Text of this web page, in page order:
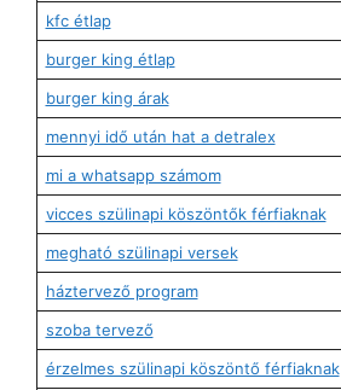
kfc étlap
burger king étlap
burger king árak
mennyi idő után hat a detralex
mi a whatsapp számom
vicces szülinapi köszöntők férfiaknak
megható szülinapi versek
háztervező program
szoba tervező
érzelmes szülinapi köszöntő férfiaknak